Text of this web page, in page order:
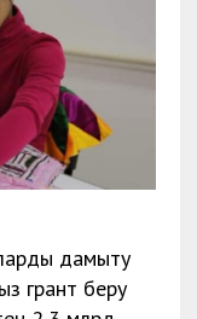
дамыту
грант беру